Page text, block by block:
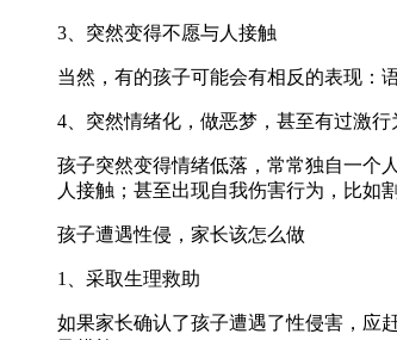
3、突然变得不愿与人接触
当然，有的孩子可能会有相反的表现：
4、突然情绪化，做恶梦，甚至有过激行
孩子突然变得情绪低落，常常独自一个
人接触；甚至出现自我伤害行为，比如割
孩子遭遇性侵，家长该怎么做
1、采取生理救助
如果家长确认了孩子遭遇了性侵害，应